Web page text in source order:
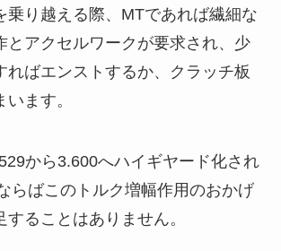
乗り越える際、MTであれば繊細な
とアクセルワークが要求され、少
ればエンストするか、クラッチ板
ます。
から3.600へハイギヤード化され
らばこのトルク増幅作用のおかげ
ることはありません。